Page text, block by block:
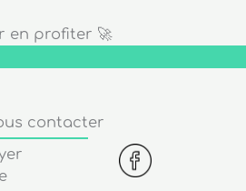
en profiter 🚀
contacter